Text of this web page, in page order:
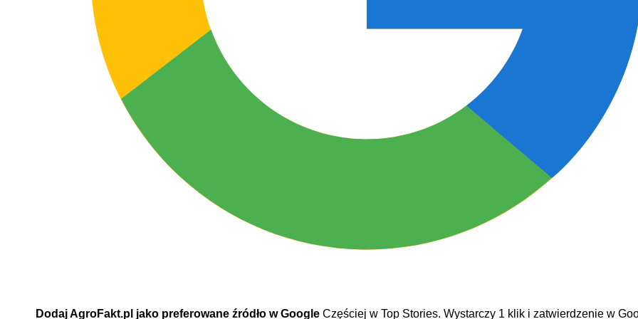
Dodaj AgroFakt.pl jako preferowane źródło w Google Częściej w Top Stories. Wystarczy 1 klik i zatwierdzenie w